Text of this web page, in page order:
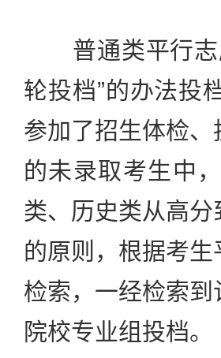
普通类平行志
轮投档”的办法投
参加了招生体检
的未录取考生中
类、历史类从高
的原则，根据考
检索，一经检索
院校专业组投档。